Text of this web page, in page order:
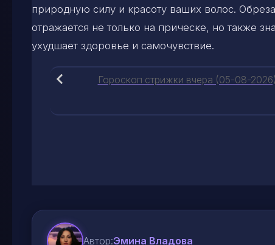
природную силу и красоту ваших волос.
отражается не только на прическе, но также
ухудшает здоровье и самочувствие.
Гороскоп стрижки вчера (05-08-2026)
Автор:Эмина Владова